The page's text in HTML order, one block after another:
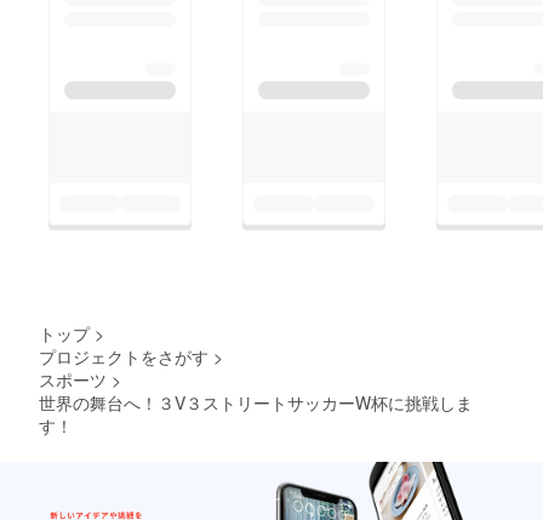
トップ >
プロジェクトをさがす >
スポーツ >
世界の舞台へ！３V３ストリートサッカーW杯に挑戦しま
す！